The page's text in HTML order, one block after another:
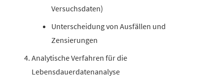
Versuchsdaten)
Unterscheidung von Ausfällen und
Zensierungen
Analytische Verfahren für die
Lebensdauerdatenanalyse